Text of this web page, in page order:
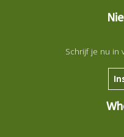
Schrijf je nu in